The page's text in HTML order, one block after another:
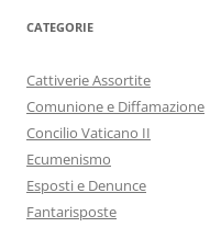
CATEGORIE
Cattiverie Assortite
Comunione e Diffamazione
Concilio Vaticano II
Ecumenismo
Esposti e Denunce
Fantarisposte